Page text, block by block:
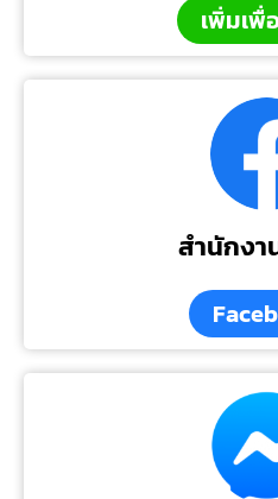
เพิ่มเพื่
สำนักง